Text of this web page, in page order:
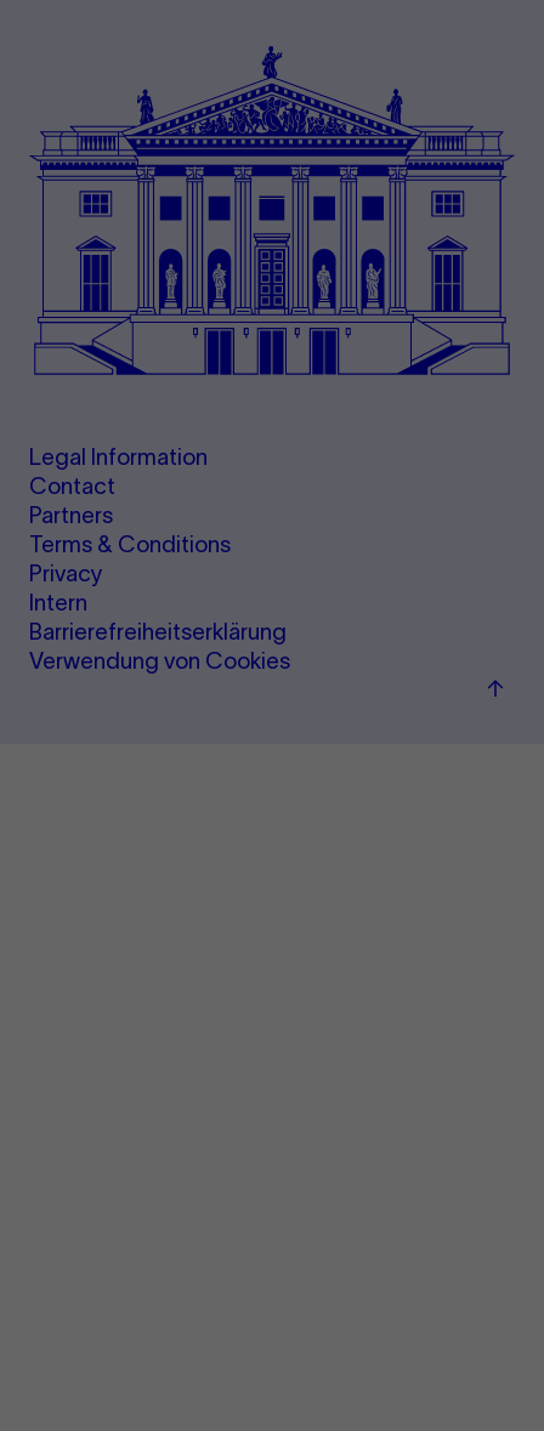
Legal Information
Contact
Partners
Terms & Conditions
Privacy
Intern
Barrierefreiheitserklärung
Verwendung von Cookies
Back